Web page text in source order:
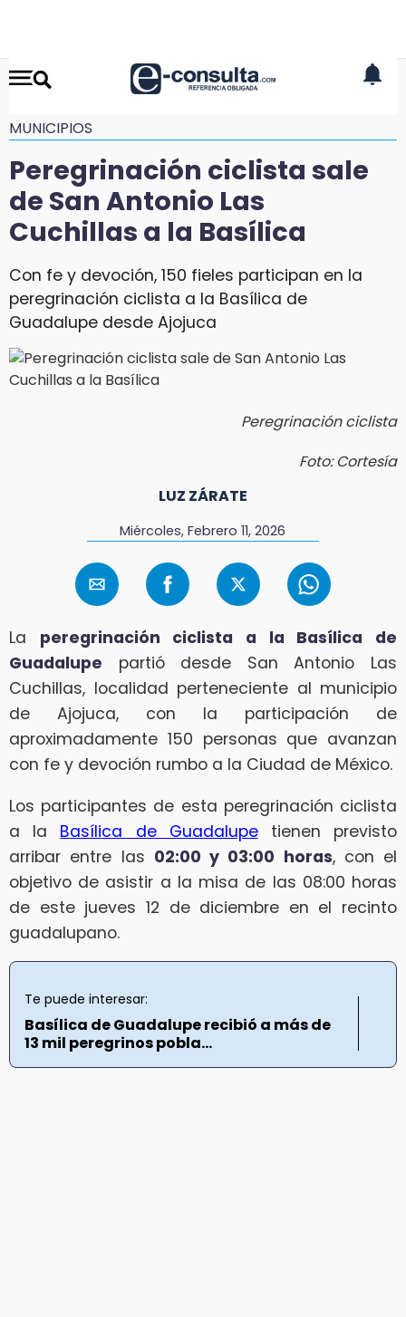
MUNICIPIOS
Peregrinación ciclista sale
de San Antonio Las
Cuchillas a la Basílica
Con fe y devoción, 150 fieles participan en la
peregrinación ciclista a la Basílica de
Guadalupe desde Ajojuca
Peregrinación ciclista
Foto: Cortesía
LUZ ZÁRATE
Miércoles, Febrero 11, 2026
La peregrinación ciclista a la Basílica de
Guadalupe partió desde San Antonio Las
Cuchillas, localidad perteneciente al municipio
de Ajojuca, con la participación de
aproximadamente 150 personas que avanzan
con fe y devoción rumbo a la Ciudad de México.
Los participantes de esta peregrinación ciclista
a la Basílica de Guadalupetienen previsto
arribar entre las 02:00 y 03:00 horas, con el
objetivo de asistir a la misa de las 08:00 horas
de este jueves 12 de diciembre en el recinto
guadalupano.
Te puede interesar:
Basílica de Guadalupe recibió a más de
13 mil peregrinos pobla...